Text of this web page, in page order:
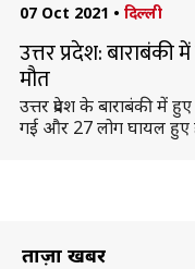
07 Oct 2021 • दिल्ली
उत्तर प्रदेश:
मौत
उत्तर प्रदेश के बाराबंकी में
गई और 27 लोग घायल हुए
ताज़ा खबरें